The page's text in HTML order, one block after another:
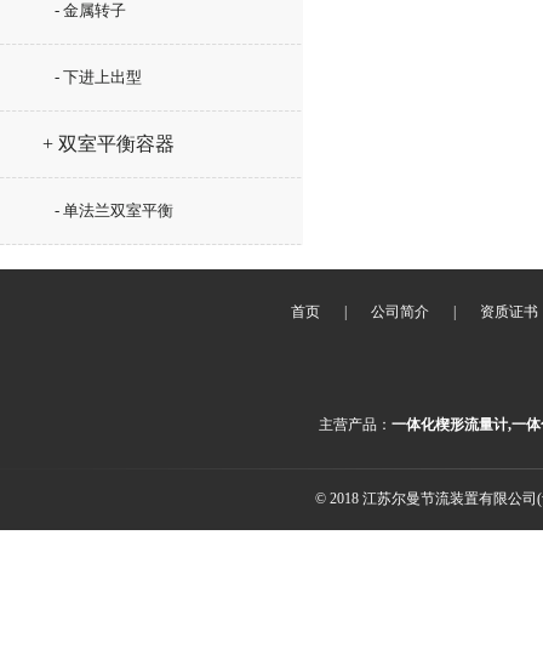
- 金属转子
- 下进上出型
+ 双室平衡容器
- 单法兰双室平衡
首页 公司简介 资质证书
主营产品：一体化楔形流量计,一
© 2018 江苏尔曼节流装置有限公司